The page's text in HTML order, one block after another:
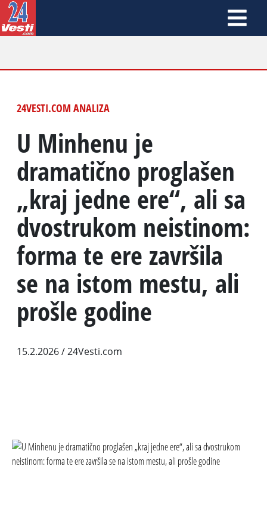
24VESTI.COM ANALIZA
U Minhenu je
dramatično proglašen
„kraj jedne ere“, ali sa
dvostrukom neistinom:
forma te ere završila
se na istom mestu, ali
prošle godine
15.2.2026/ 24Vesti.com